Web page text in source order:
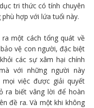
tri thức có tính chuyên
hợp với lứa tuổi này.
một cách tổng quát về
vệ con người, đặc biệt
các sự xâm hại chính
với những người này
việc được giải quyết
ra biết vâng lời để hoàn
đề ra. Và một khi không